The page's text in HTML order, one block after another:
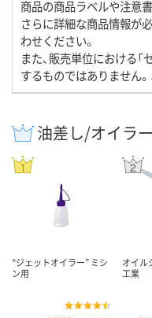
商品の商品ラベルや注意
さらに詳細な商品情報が
わせください。
また、販売単位における「
するものではありません
油差し/オイラ
“ジェットオイラー” ミシ
ン用
オイル
工業